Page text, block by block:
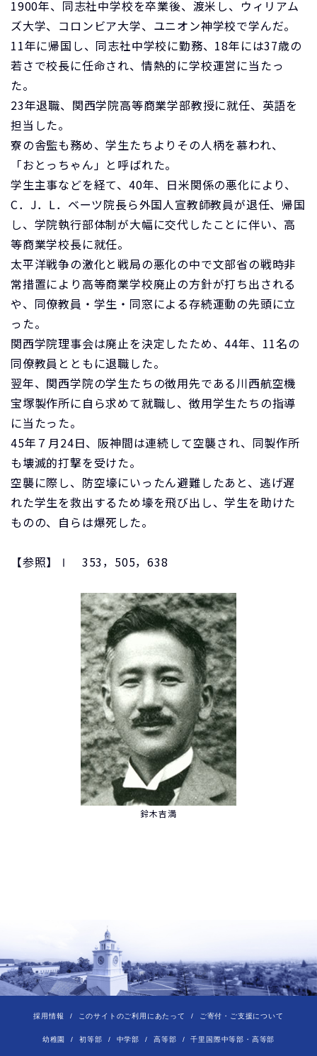
1900年、同志社中学校を卒業後、渡米し、ウィリアム
ズ大学、コロンビア大学、ユニオン神学校で学んだ。
11年に帰国し、同志社中学校に勤務、18年には37歳の
若さで校長に任命され、情熱的に学校運営に当たっ
た。
23年退職、関西学院高等商業学部教授に就任、英語を
担当した。
寮の舎監も務め、学生たちよりその人柄を慕われ、
「おとっちゃん」と呼ばれた。
学生主事などを経て、40年、日米関係の悪化により、
C．J．L．ベーツ院長ら外国人宣教師教員が退任、帰国
し、学院執行部体制が大幅に交代したことに伴い、高
等商業学校長に就任。
太平洋戦争の激化と戦局の悪化の中で文部省の戦時非
常措置により高等商業学校廃止の方針が打ち出される
や、同僚教員・学生・同窓による存続運動の先頭に立
った。
関西学院理事会は廃止を決定したため、44年、11名の
同僚教員とともに退職した。
翌年、関西学院の学生たちの徴用先である川西航空機
宝塚製作所に自ら求めて就職し、徴用学生たちの指導
に当たった。
45年７月24日、阪神間は連続して空襲され、同製作所
も壊滅的打撃を受けた。
空襲に際し、防空壕にいったん避難したあと、逃げ遅
れた学生を救出するため壕を飛び出し、学生を助けた
ものの、自らは爆死した。
【参照】Ⅰ 353，505，638
鈴木吉満
採用情報 このサイトのご利用にあたって ご寄付・ご支援について
幼稚園 初等部 中学部 高等部 千里国際中等部・高等部